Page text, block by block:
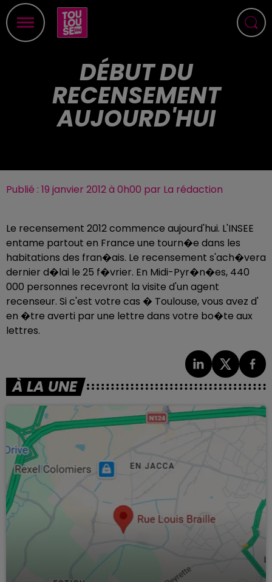
DÉBUT DU
RECENSEMENT
AUJOURD'HUI
Publié : 19 janvier 2012 à 0h00 par La rédaction
Le recensement 2012 commence aujourd'hui. L'INSEE
entame partout en France une tourn�e dans les
habitations des fran�ais. Le recensement s'ach�vera
dernier d�lai le 25 f�vrier. En Midi-Pyr�n�es, 440
000 personnes recevront la visite d'un agent
recenseur. Si c'est votre cas � Toulouse, vous avez d'
en �tre averti par une lettre dans votre bo�te aux
lettres.
À LA UNE